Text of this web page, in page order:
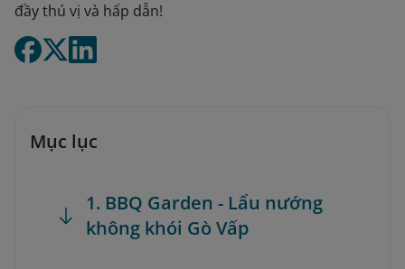
đầy thú vị và hấp dẫn!
Mục lục
1. BBQ Garden - Lẩu nướng
không khói Gò Vấp